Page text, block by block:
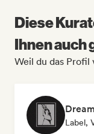
Diese
Ihnen auch
Weil du das Profil
Label,